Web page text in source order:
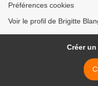
Préférences cookies
Voir le profil de Brigitte
Créer